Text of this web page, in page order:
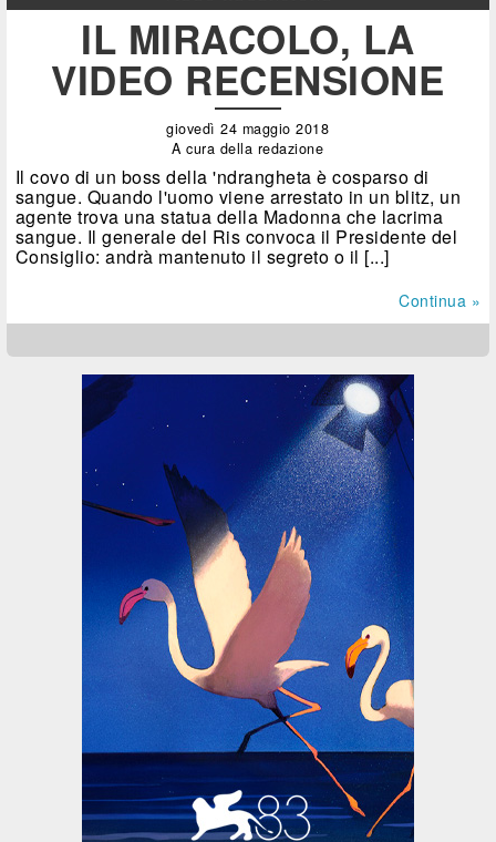
IL MIRACOLO, LA
VIDEO RECENSIONE
giovedì 24 maggio 2018
A cura della redazione
Il covo di un boss della 'ndrangheta è cosparso di
sangue. Quando l'uomo viene arrestato in un blitz, un
agente trova una statua della Madonna che lacrima
sangue. Il generale del Ris convoca il Presidente del
Consiglio: andrà mantenuto il segreto o il [...]
Continua »